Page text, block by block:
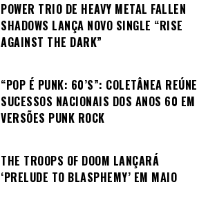
POWER TRIO DE HEAVY METAL FALLEN
SHADOWS LANÇA NOVO SINGLE “RISE
AGAINST THE DARK”
“POP É PUNK: 60’S”: COLETÂNEA REÚNE
SUCESSOS NACIONAIS DOS ANOS 60 EM
VERSÕES PUNK ROCK
THE TROOPS OF DOOM LANÇARÁ
‘PRELUDE TO BLASPHEMY’ EM MAIO